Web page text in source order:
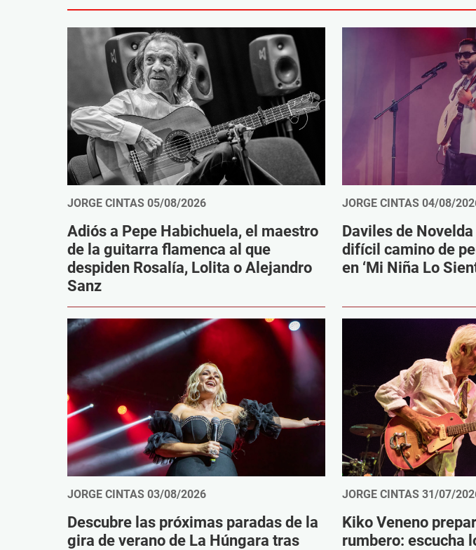
JORGE CINTAS 05/08/2026
Adiós a Pepe Habichuela, el maestro
de la guitarra flamenca al que
despiden Rosalía, Lolita o Alejandro
Sanz
JORGE CINTAS 04/08/
Daviles de
difícil camino de
en ‘Mi Niña Lo
JORGE CINTAS 03/08/2026
Descubre las próximas paradas de la
gira de verano de La Húngara tras
JORGE CINTAS 31/07/
Kiko Veneno
rumbero: escucha